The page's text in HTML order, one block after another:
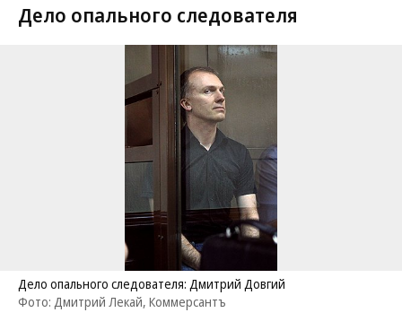
Дело опального следователя
Дело опального следователя: Дмитрий Довгий
Фото: Дмитрий Лекай, Коммерсантъ